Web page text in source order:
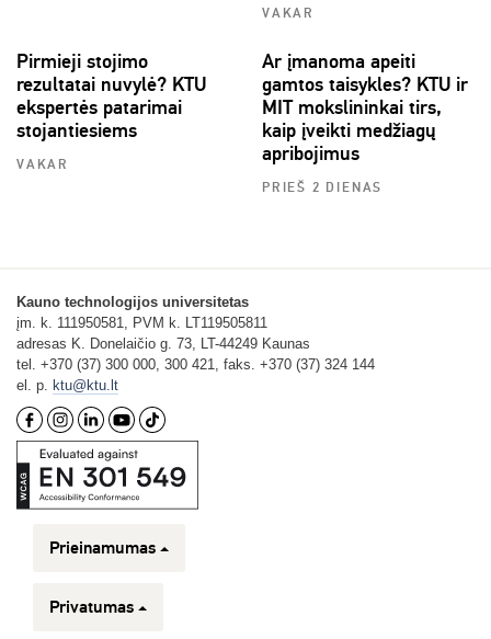
VAKAR
Pirmieji stojimo
rezultatai nuvylė? KTU
ekspertės patarimai
stojantiesiems
VAKAR
Ar įmanoma apeiti
gamtos taisykles? KTU ir
MIT mokslininkai tirs,
kaip įveikti medžiagų
apribojimus
PRIEŠ 2 DIENAS
Kauno technologijos universitetas
įm. k. 111950581, PVM k. LT119505811
adresas K. Donelaičio g. 73, LT-44249 Kaunas
tel. +370 (37) 300 000, 300 421, faks. +370 (37) 324 144
el. p. ktu@ktu.lt
Prieinamumas
Privatumas